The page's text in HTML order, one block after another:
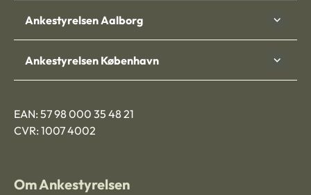
Ankestyrelsen Aalborg
Ankestyrelsen København
EAN: 57 98 000 35 48 21
CVR: 1007 4002
Om Ankestyrelsen